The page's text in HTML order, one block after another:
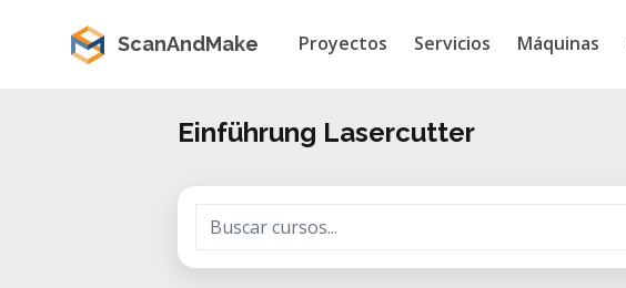
ScanAndMake Proyectos Servicios Máquinas
Einführung Lasercutter